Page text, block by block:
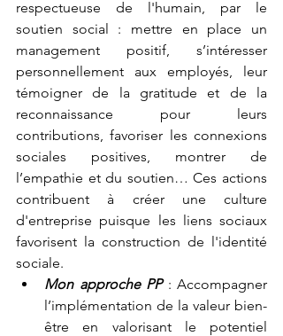
respectueuse de l'humain, par le
soutien social : mettre en place un
management positif, s’intéresser
personnellement aux employés, leur
témoigner de la gratitude et de la
reconnaissance pour leurs
contributions, favoriser les connexions
sociales positives, montrer de
l’empathie et du soutien… Ces actions
contribuent à créer une culture
d'entreprise puisque les liens sociaux
favorisent la construction de l'identité
sociale.
Mon approche PP : Accompagner
l’implémentation de la valeur bien-
être en valorisant le potentiel